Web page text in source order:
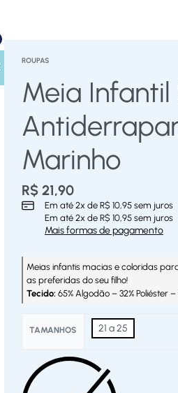
ROUPAS
Meia
Marinho
R$ 21,90
Em até 2x de R$ 10,95 sem juros
Em até 2x de R$ 10,95 sem juros
Mais formas de pagamento
Meias infantis macias e coloridas
as preferidas do seu filho!
Tecido: 65% Algodão – 32% Poliéster
TAMANHOS 21 a 25